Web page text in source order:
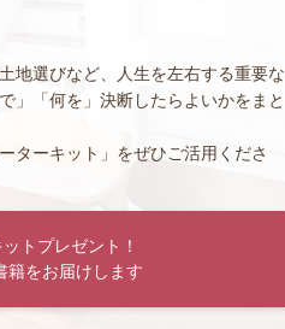
地選びなど、人生を左右する重要な
」「何を」決断したらよいかをまと
ターキット」をぜひご活用くださ
トプレゼント！
籍をお届けします